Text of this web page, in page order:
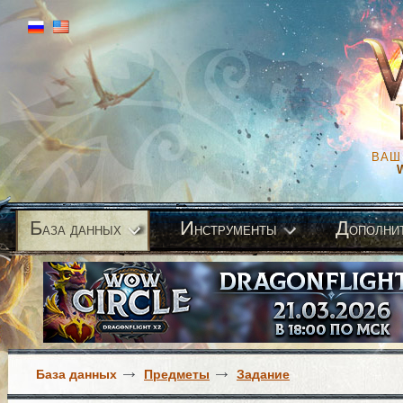
ВАШ
База данных Инструменты Д
База данных Предметы Задание